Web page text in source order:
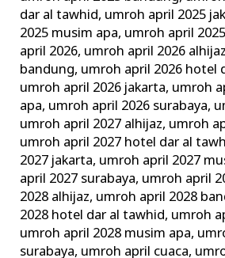
dar al tawhid, umroh april 2025
2025 musim apa, umroh april
april 2026, umroh april 2026
bandung, umroh april 2026 hotel
umroh april 2026 jakarta, umroh
apa, umroh april 2026 surabaya,
umroh april 2027 alhijaz, umroh
umroh april 2027 hotel dar al
2027 jakarta, umroh april 2027
april 2027 surabaya, umroh april
2028 alhijaz, umroh april 2028
2028 hotel dar al tawhid, umroh
umroh april 2028 musim apa,
surabaya, umroh april cuaca,